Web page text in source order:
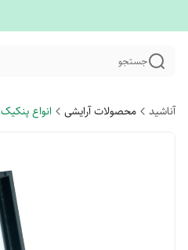
جستجو
آناشید محصولات آرایشی انواع پنکیک